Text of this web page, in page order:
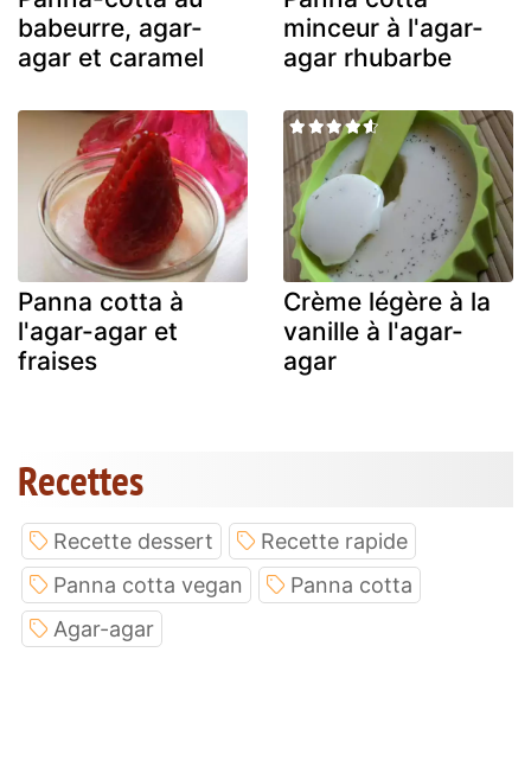
babeurre, agar-
agar et caramel
minceur à l'agar-
agar rhubarbe
Panna cotta à
l'agar-agar et
fraises
Crème légère à la
vanille à l'agar-
agar
Recettes
Recette dessert
Recette rapide
Panna cotta vegan
Panna cotta
Agar-agar